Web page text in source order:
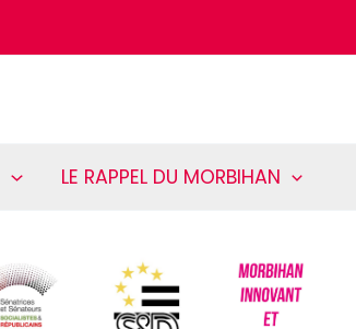
LE RAPPEL DU MORBIHAN